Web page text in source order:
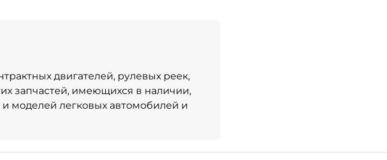
двигателей, рулевых реек,
запчастей, имеющихся в наличии,
моделей легковых автомобилей и